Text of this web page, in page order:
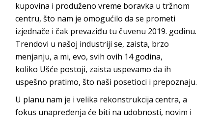
kupovina i produženo vreme boravka u tržnom
centru, što nam je omogućilo da se prometi
izjednače i čak prevaziđu tu čuvenu 2019. godinu.
Trendovi u našoj industriji se, zaista, brzo
menjanju, a mi, evo, svih ovih 14 godina,
koliko Ušće postoji, zaista uspevamo da ih
uspešno pratimo, što naši posetioci i prepoznaju.
U planu nam je i velika rekonstrukcija centra, a
fokus unapređenja će biti na udobnosti, novim i